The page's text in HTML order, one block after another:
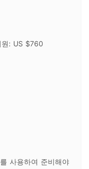
: US $760
사용하여 준비해야